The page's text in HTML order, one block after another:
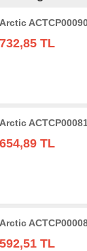
Arctic
732,85 TL
Arctic
654,89 TL
Arctic
592,51 TL